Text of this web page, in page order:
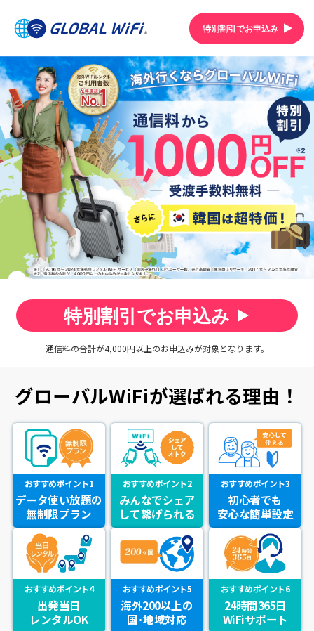
特別割引でお申込み
特別割引でお申込み
通信料の合計が4,000円以上のお申込みが対象となります。
グローバルWiFiが選ばれる理由！
おすすめポイント1
データ使い放題の
無制限プラン
おすすめポイント2
みんなでシェア
して繋げられる
おすすめポイント3
初心者でも
安心な簡単設定
おすすめポイント4
出発当日
レンタルOK
おすすめポイント5
海外200以上の
国･地域対応
おすすめポイント6
24時間365日
WiFiサポート